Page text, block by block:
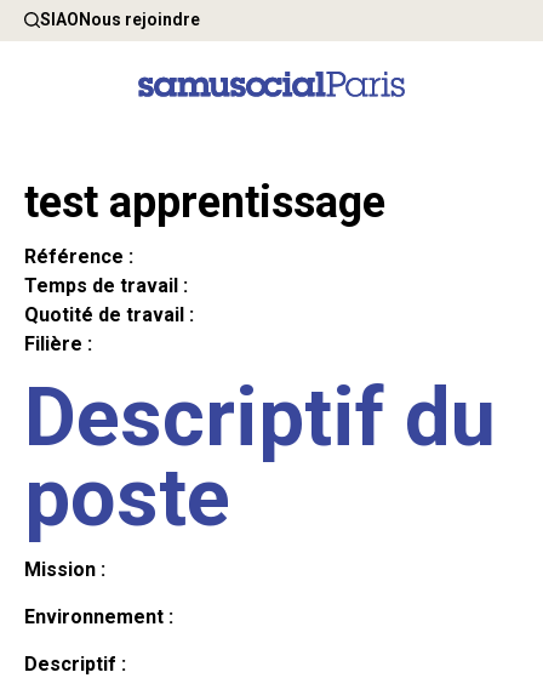
SIAONous rejoindre
test apprentissage
Référence :
Temps de travail :
Quotité de travail :
Filière :
Descriptif du
poste
Mission :
Environnement :
Descriptif :